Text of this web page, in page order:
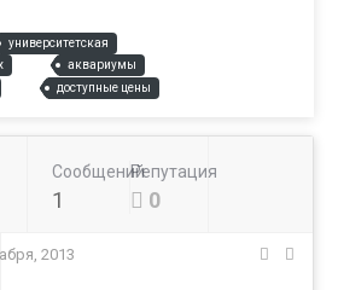
университетская
аквариумы
доступные цены
Сообщений
1
Репутация
0
2013